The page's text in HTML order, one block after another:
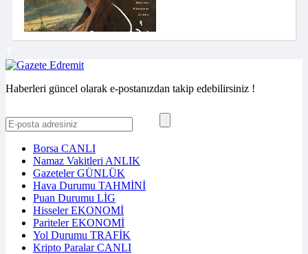
Haberleri güncel olarak e-postanızdan takip edebilirsiniz !
Borsa CANLI
Namaz Vakitleri ANLIK
GazetelerGÜNLÜK
Hava Durumu TAHMİNİ
Puan Durumu LİG
HisselerEKONOMİ
ParitelerEKONOMİ
Yol Durumu TRAFİK
Kripto ParalarCANLI